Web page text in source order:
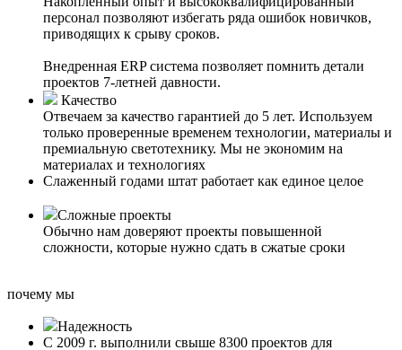
персонал позволяют избегать ряда ошибок новичков,
приводящих к срыву сроков.
Внедренная ERP система позволяет помнить детали
проектов 7-летней давности.
Качество
Отвечаем за качество гарантией до 5 лет. Используем
только проверенные временем технологии, материалы и
премиальную светотехнику. Мы не экономим на
материалах и технологиях
Слаженный годами штат работает как единое целое
Сложные проекты
Обычно нам доверяют проекты повышенной
сложности, которые нужно сдать в сжатые сроки
почему мы
Надежность
С 2009 г. выполнили свыше 8300 проектов для